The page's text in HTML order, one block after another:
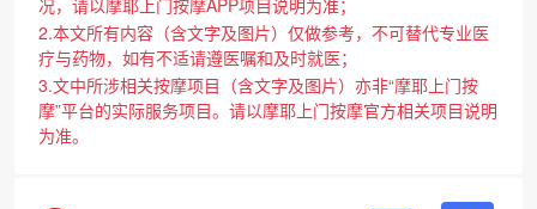
况，请以摩耶上门按摩APP项目说明为准；
2.本文所有内容（含文字及图片）仅做参考，不可替代专业医
疗与药物，如有不适请遵医嘱和及时就医；
3.文中所涉相关按摩项目（含文字及图片）亦非“摩耶上门按
摩”平台的实际服务项目。请以摩耶上门按摩官方相关项目说明
为准。